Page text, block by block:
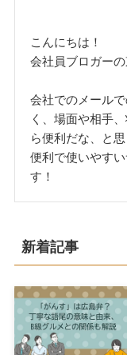
こんにちは！
会社員ブロガーの
会社でのメール
く、場面や相手
ら便利だな、と
便利で使いやす
す！
新着記事